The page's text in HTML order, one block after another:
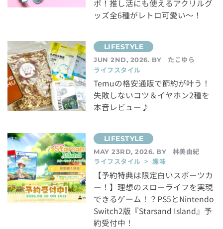
ボ！推し活にも使えるアクリルグ
ッズ全6種がレトロ可愛い～！
JUN 2ND, 2026. BY
たこゆら
ライフスタイル
Temuの格安通販で節約が叶う！
失敗しないコツ＆イヤホン2種を
本音レビュー♪
MAY 23RD, 2026. BY
林美由紀
ライフスタイル > 趣味
【予約特典は限定白いスポーツカ
ー！】理想のスローライフを実現
できるゲーム！？PS5とNintendo
Switch2版『Starsand Island』予
約受付中！